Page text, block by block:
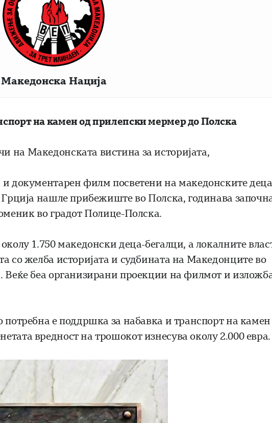
Македонска Нација
на камен од прилепски мермер до Полска
на Македонската вистина за историјата,
документарен филм посветени на македонските
Грција нашле прибежиште во Полска, годинава
во градот Полице-Полска.
1.750 македонски деца-бегалци, а локалните
со желба историјата и судбината на Македонците во
Веќе беа организирани проекции на филмот и
потребна е поддршка за набавка и транспорт на
вредност на трошокот изнесува околу 2.000 евра.